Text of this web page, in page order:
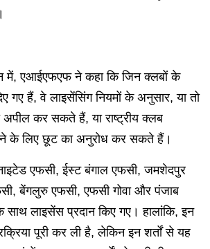
में, एआईएफएफ ने कहा कि जिन क्लबों के
गए हैं, वे लाइसेंसिंग नियमों के अनुसार, या तो
कर सकते हैं, या राष्ट्रीय क्लब
लेने के लिए छूट का अनुरोध कर सकते हैं।
एफसी, ईस्ट बंगाल एफसी, जमशेदपुर
बेंगलुरु एफसी, एफसी गोवा और पंजाब
साथ लाइसेंस प्रदान किए गए। हालांकि, इन
पूरी कर ली है, लेकिन इन शर्तों से यह